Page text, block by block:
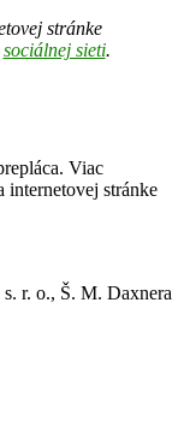
stránke
sociálnej sieti.
Viac
internetovej stránke
r. o., Š. M. Daxnera